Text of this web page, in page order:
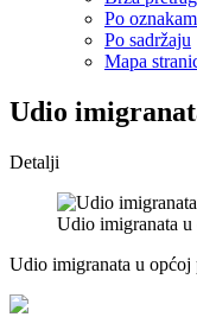
Po
Po sadržaju
Mapa
Udio
Detalji
Udio imigranata
Udio imigranata u općoj